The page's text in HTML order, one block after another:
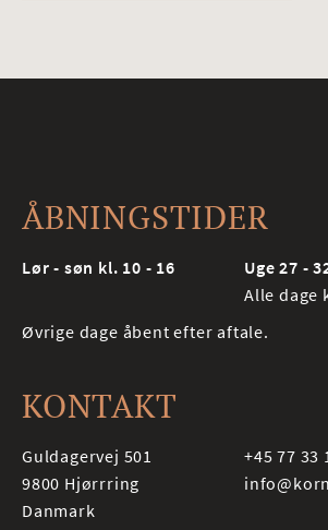
ÅBNINGSTIDER
Lør - søn kl. 10 - 16
Uge 27 -
Alle dage
Øvrige dage åbent efter aftale.
KONTAKT
Guldagervej 501
9800 Hjørrring
Danmark
+45 77 33